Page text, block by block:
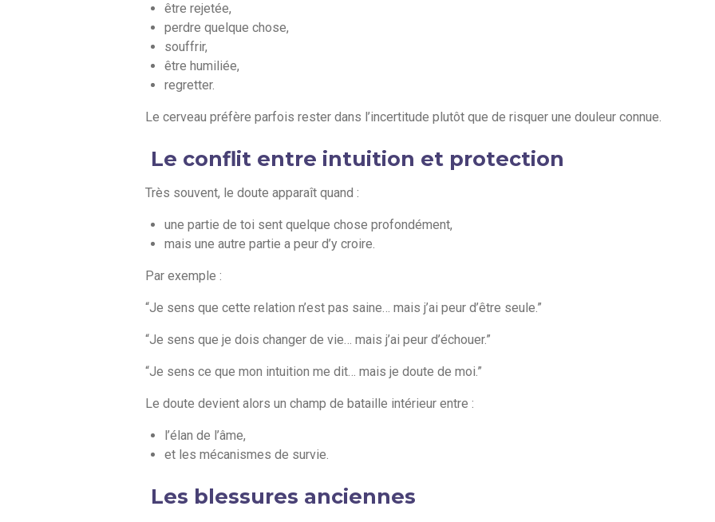
être rejetée,
perdre quelque chose,
souffrir,
être humiliée,
regretter.
Le cerveau préfère parfois rester dans l’incertitude plutôt que de risquer une douleur connue.
Le conflit entre intuition et protection
Très souvent, le doute apparaît quand :
une partie de toi sent quelque chose profondément,
mais une autre partie a peur d’y croire.
Par exemple :
“Je sens que cette relation n’est pas saine… mais j’ai peur d’être seule.”
“Je sens que je dois changer de vie… mais j’ai peur d’échouer.”
“Je sens ce que mon intuition me dit… mais je doute de moi.”
Le doute devient alors un champ de bataille intérieur entre :
l’élan de l’âme,
et les mécanismes de survie.
Les blessures anciennes